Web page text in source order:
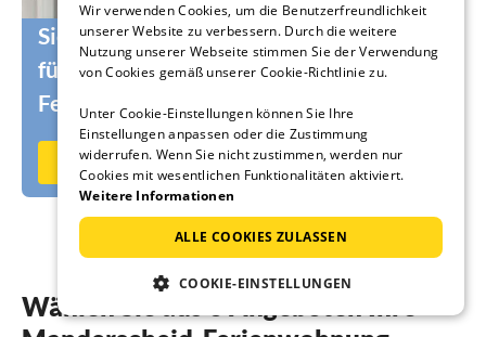
Sie suchen noch die passenden Urlauber
für Ihr Ferienhaus oder Ihre
Ferienwohnung?
Jetzt auf Ferienhausmiete.de vermieten
Wählen Sie aus 6 Angeboten Ihre
Wir verwenden Cookies, um die Benutzerfreundlichkeit
unserer Website zu verbessern. Durch die weitere
Nutzung unserer Webseite stimmen Sie der Verwendung
von Cookies gemäß unserer Cookie-Richtlinie zu.
Unter Cookie-Einstellungen können Sie Ihre
Einstellungen anpassen oder die Zustimmung
widerrufen. Wenn Sie nicht zustimmen, werden nur
Cookies mit wesentlichen Funktionalitäten aktiviert.
Weitere Informationen
ALLE COOKIES ZULASSEN
COOKIE-EINSTELLUNGEN